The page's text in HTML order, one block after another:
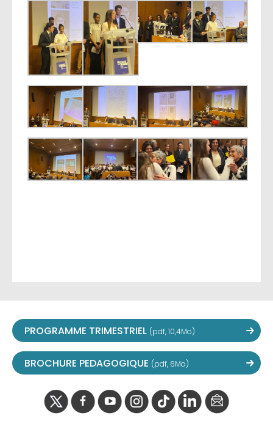
PROGRAMME TRIMESTRIEL (pdf, 10,4Mo)
BROCHURE PEDAGOGIQUE (pdf, 6Mo)